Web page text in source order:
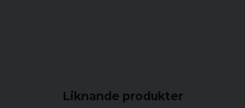
Liknande produkter